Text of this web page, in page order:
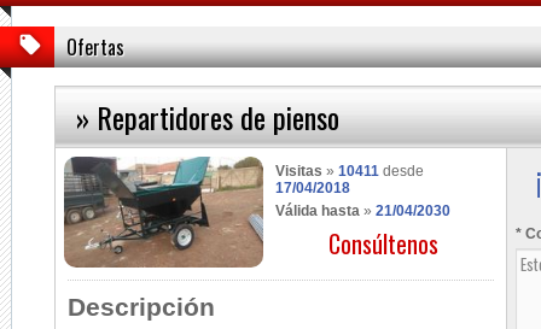
Ofertas
» Repartidores de pienso
Visitas » 10411 desde
17/04/2018
Válida hasta » 21/04/2030
Consúltenos
Descripción
*